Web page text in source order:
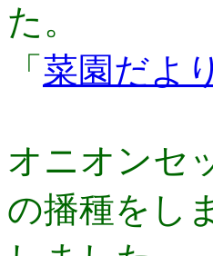
た。
「 菜園だよ
オニオンセ
の播種をし